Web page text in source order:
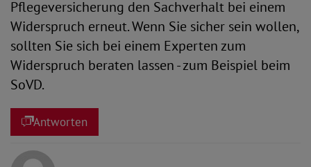
Pflegeversicherung den Sachverhalt bei einem
Widerspruch erneut. Wenn Sie sicher sein wollen,
sollten Sie sich bei einem Experten zum
Widerspruch beraten lassen - zum Beispiel beim
SoVD.
Antworten